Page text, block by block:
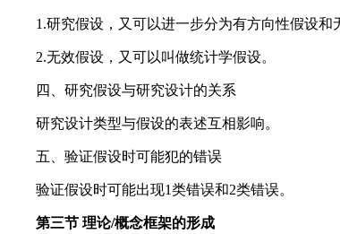
1.研究假设，又可以进一步分为有方向性假设和
2.无效假设，又可以叫做统计学假设。
四、研究假设与研究设计的关系
研究设计类型与假设的表述互相影响。
五、验证假设时可能犯的错误
验证假设时可能出现1类错误和2类错误。
第三节 理论/概念框架的形成